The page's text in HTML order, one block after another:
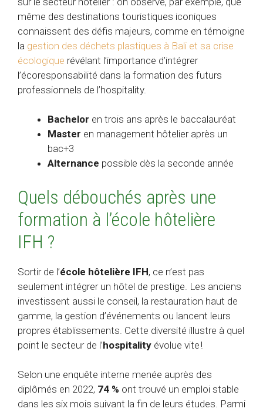
même des destinations touristiques iconiques
connaissent des défis majeurs, comme en témoigne
la gestion des déchets plastiques à Bali et sa crise
écologique révélant l’importance d’intégrer
l’écoresponsabilité dans la formation des futurs
professionnels de l’hospitality.
Bachelor en trois ans après le baccalauréat
Master en management hôtelier après un
bac+3
Alternance possible dès la seconde année
Quels débouchés après une
formation à l’école hôtelière
IFH ?
Sortir de l’école hôtelière IFH, ce n’est pas
seulement intégrer un hôtel de prestige. Les anciens
investissent aussi le conseil, la restauration haut de
gamme, la gestion d’événements ou lancent leurs
propres établissements. Cette diversité illustre à quel
point le secteur de l’hospitality évolue vite !
Selon une enquête interne menée auprès des
diplômés en 2022, 74 % ont trouvé un emploi stable
dans les six mois suivant la fin de leurs études. Parmi